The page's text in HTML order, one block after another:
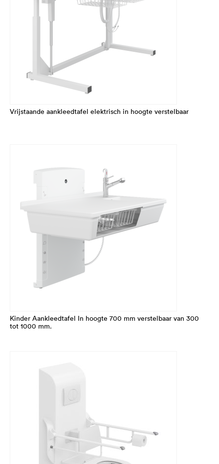
Vrijstaande aankleedtafel elektrisch in hoogte verstelbaar
Kinder Aankleedtafel In hoogte 700 mm verstelbaar van 300
tot 1000 mm.